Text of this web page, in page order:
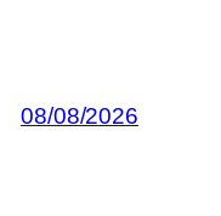
08/08/2026